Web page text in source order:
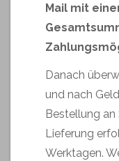
Mail mit
Danach
und nach
Bestellung an
Lieferung
Werktagen.